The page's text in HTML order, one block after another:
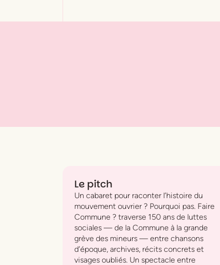
Le pitch
Un cabaret pour raconter l’histoire du
mouvement ouvrier ? Pourquoi pas. Faire
Commune ? traverse 150 ans de luttes
sociales — de la Commune à la grande
grève des mineurs — entre chansons
d’époque, archives, récits concrets et
visages oubliés. Un spectacle entre